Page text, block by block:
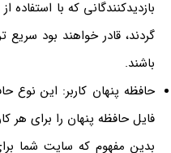
بازدیدکنندگانی که با
گردند، قادر خواهند بود
باشند.
حافظه پنهان کاربر: این نوع
فایل حافظه پنهان را برای هر
بدین مفهوم که سایت شما